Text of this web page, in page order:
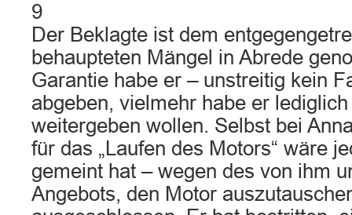
9
Der Beklagte ist dem
behaupteten Mängel in Abrede
Garantie habe er – unstreitig kein
abgeben, vielmehr habe er
weitergeben wollen. Selbst bei
für das „Laufen des Motors“ wäre
gemeint hat – wegen des von ihm
Angebots, den Motor